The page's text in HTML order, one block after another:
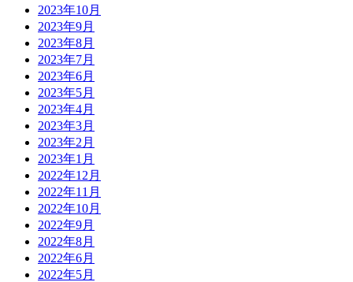
2023年10月
2023年9月
2023年8月
2023年7月
2023年6月
2023年5月
2023年4月
2023年3月
2023年2月
2023年1月
2022年12月
2022年11月
2022年10月
2022年9月
2022年8月
2022年6月
2022年5月